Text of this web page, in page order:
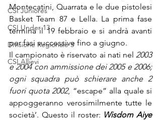
CSI Juniores
CSI Under 13
Divisione Regionale 3
CSI Allievi
Montecatini, Quarrata e le due pistolesi
Basket Team 87 e Lella. La prima fase
termina il 19 febbraio e si andrà avanti
per fasi successive fino a giugno.
Il campionato è riservato ai nati nel 2003
e 2004 con ammissione dei 2005 e 2006;
ogni squadra può schierare anche 2
fuori quota 2002, “escape” alla quale si
appoggeranno verosimilmente tutte le
società’. Questo il roster: Wisdom Aiye